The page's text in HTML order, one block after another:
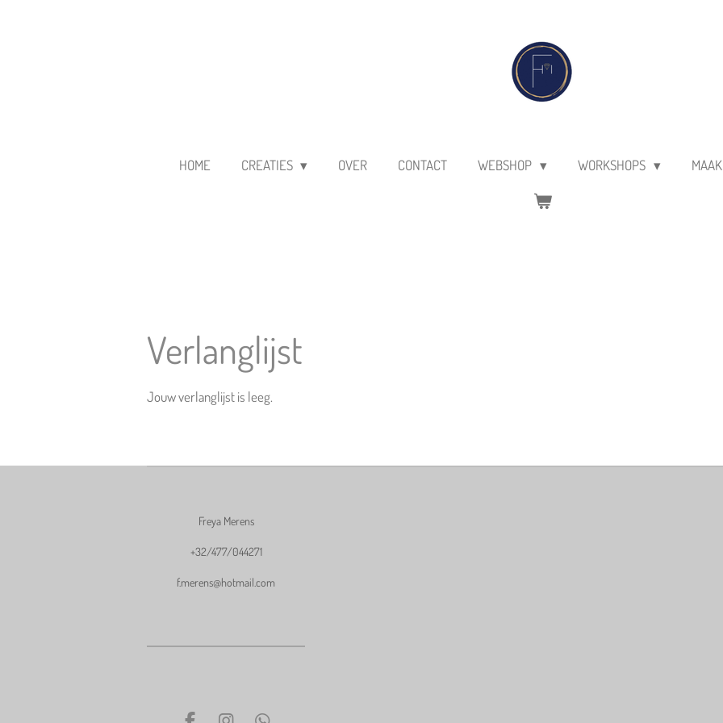
HOME CREATIES OVER CONTACT WEBSHOP WORKSHOPS
Verlanglijst
Jouw verlanglijst is leeg.
Freya Merens
+32/477/044271
f.merens@hotmail.com